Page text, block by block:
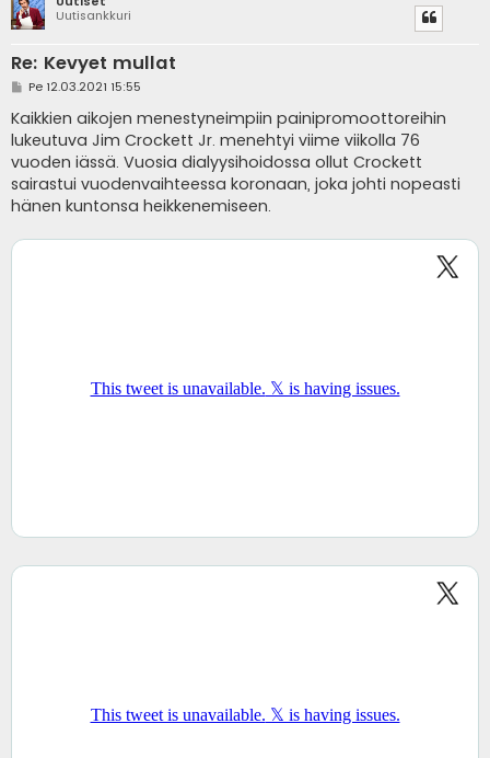
Uutisankkuri
Re: Kevyet mullat
V
e
s
t
i
Pe 12.03.2021 15:55
Kaikkien aikojen menestyneimpiin painipromoottoreihin
lukeutuva Jim Crockett Jr. menehtyi viime viikolla 76
vuoden iässä. Vuosia dialyysihoidossa ollut Crockett
sairastui vuodenvaihteessa koronaan, joka johti nopeasti
hänen kuntonsa heikkenemiseen.